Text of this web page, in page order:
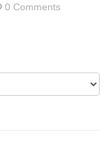
0 Comments